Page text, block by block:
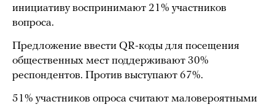
инициативу воспринимают 21% участников
вопроса.
Предложение ввести QR-коды для посещения
общественных мест поддерживают 30%
респондентов. Против выступают 67%.
51% участников опроса считают маловероятными